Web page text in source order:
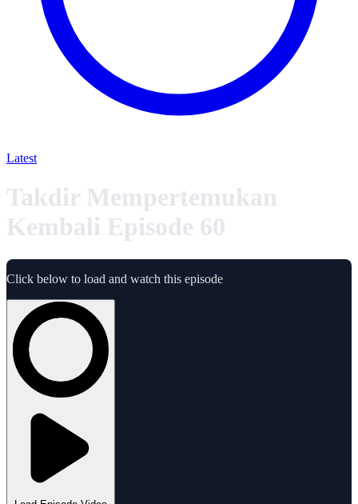
Latest
Takdir Mempertemukan
Kembali Episode 60
Click below to load and watch this episode